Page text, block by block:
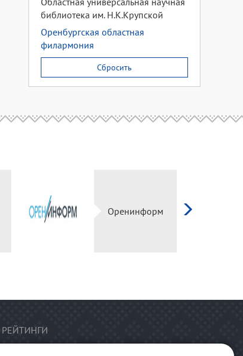
библиотека им. Н.К.Крупской
Оренбургская областная
филармония
Сбросить
Оренинформ
РЕЙТИНГИ